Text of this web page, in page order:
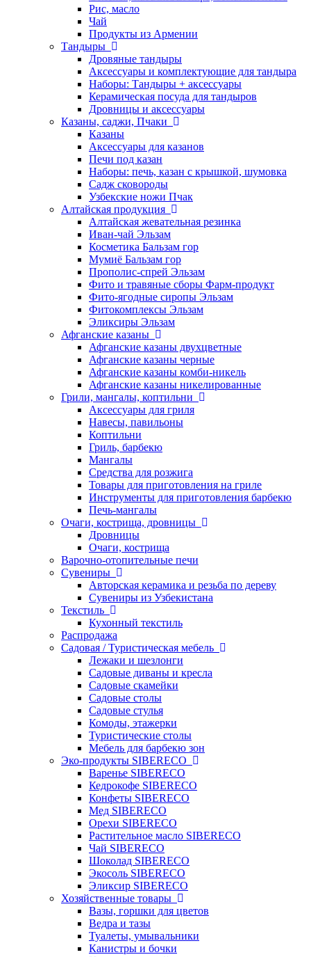
Рис, масло
Чай
Продукты из Армении
Тандыры
Дровяные тандыры
Аксессуары и комплектующие для тандыра
Наборы: Тандыры + аксессуары
Керамическая посуда для тандыров
Дровницы и аксессуары
Казаны, саджи, Пчаки
Казаны
Аксессуары для казанов
Печи под казан
Наборы: печь, казан с крышкой, шумовка
Садж сковороды
Узбекские ножи Пчак
Алтайская продукция
Алтайская жевательная резинка
Иван-чай Эльзам
Косметика Бальзам гор
Мумиё Бальзам гор
Прополис-спрей Эльзам
Фито и травяные сборы Фарм-продукт
Фито-ягодные сиропы Эльзам
Фитокомплексы Эльзам
Эликсиры Эльзам
Афганские казаны
Афганские казаны двухцветные
Афганские казаны черные
Афганские казаны комби-никель
Афганские казаны никелированные
Грили, мангалы, коптильни
Аксессуары для гриля
Навесы, павильоны
Коптильни
Гриль, барбекю
Мангалы
Средства для розжига
Товары для приготовления на гриле
Инструменты для приготовления барбекю
Печь-мангалы
Очаги, кострища, дровницы
Дровницы
Очаги, кострища
Варочно-отопительные печи
Сувениры
Авторская керамика и резьба по дереву
Сувениры из Узбекистана
Текстиль
Кухонный текстиль
Распродажа
Садовая / Туристическая мебель
Лежаки и шезлонги
Садовые диваны и кресла
Садовые скамейки
Садовые столы
Садовые стулья
Комоды, этажерки
Туристические столы
Мебель для барбекю зон
Эко-продукты SIBERECO
Варенье SIBERECO
Кедрокофе SIBERECO
Конфеты SIBERECO
Мед SIBERECO
Орехи SIBERECO
Растительное масло SIBERECO
Чай SIBERECO
Шоколад SIBERECO
Экосоль SIBERECO
Эликсир SIBERECO
Хозяйственные товары
Вазы, горшки для цветов
Ведра и тазы
Туалеты, умывальники
Канистры и бочки